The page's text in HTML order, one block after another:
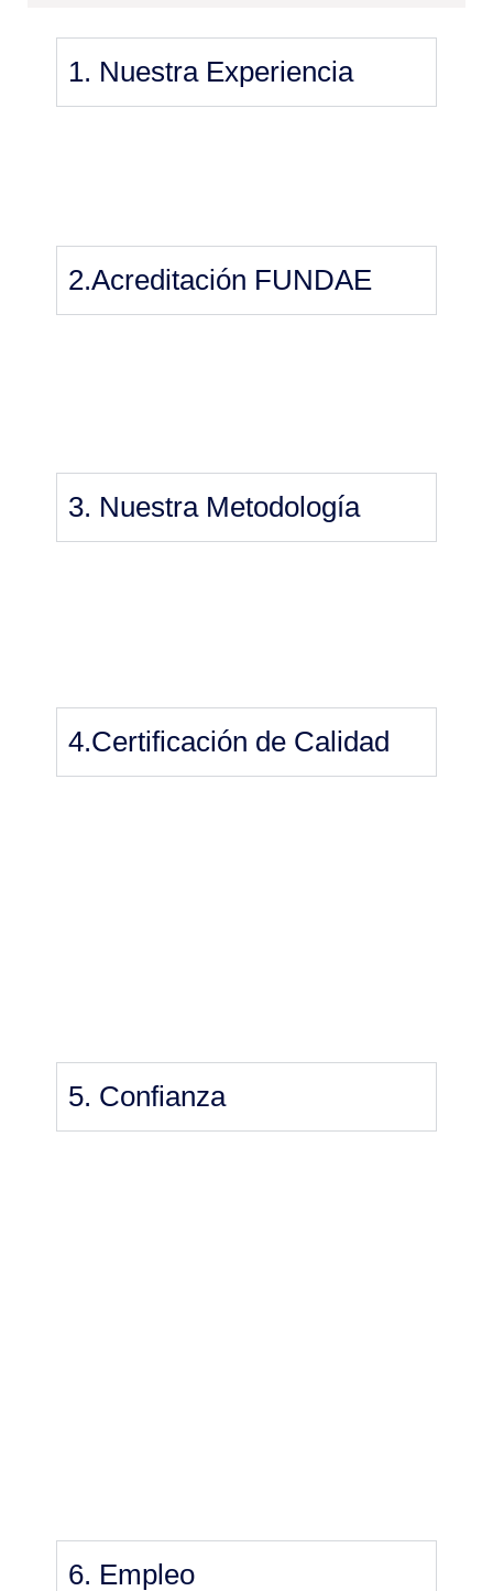
1. Nuestra Experiencia
2.Acreditación FUNDAE
3. Nuestra Metodología
4.Certificación de Calidad
5. Confianza
6. Empleo